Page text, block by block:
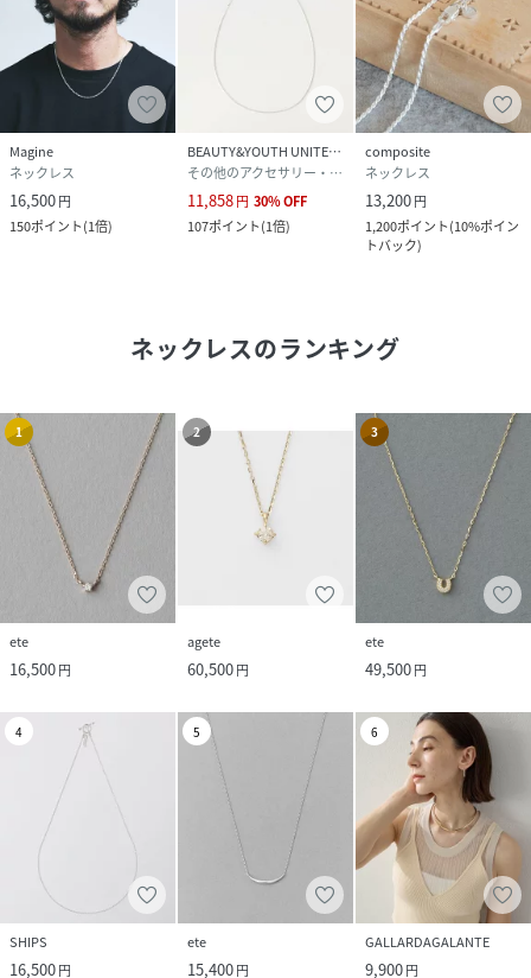
Magine
ネックレス
16,500円
150ポイント(1倍)
BEAUTY&YOUTH UNITED ARROWS
その他のアクセサリー・腕時計
11,858円 30%OFF
107ポイント(1倍)
composite
ネックレス
13,200円
1,200ポイント(10%ポイン
トバック)
ネックレスのランキング
1
ete
16,500円
2
agete
60,500円
3
ete
49,500円
4
SHIPS
16,500円
5
ete
15,400円
6
GALLARDAGALANTE
9,900円